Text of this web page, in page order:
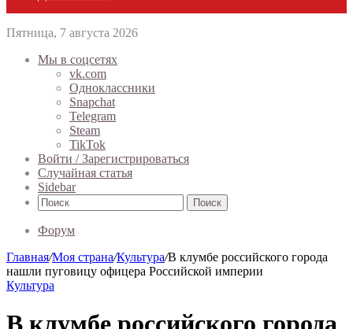
Пятница, 7 августа 2026
Мы в соцсетях
vk.com
Одноклассники
Snapchat
Telegram
Steam
TikTok
Войти / Зарегистрироваться
Случайная статья
Sidebar
Поиск
Форум
Главная/Моя страна/Культура/В клумбе российского города
нашли пуговицу офицера Российской империи
Культура